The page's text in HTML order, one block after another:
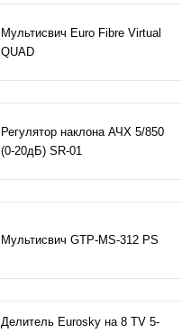
Мультисвич Euro Fibre Virtual
QUAD
Регулятор наклона АЧХ 5/850
(0-20дБ) SR-01
Мультисвич GTP-MS-312 PS
Делитель Eurosky на 8 TV 5-